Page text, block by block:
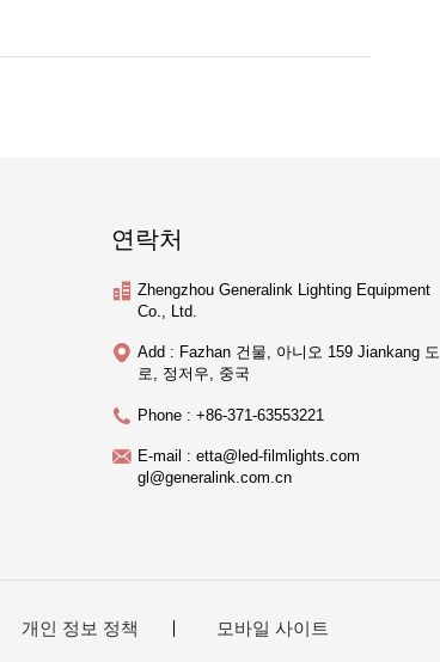
연락처
Zhengzhou Generalink Lighting Equipment
Co., Ltd.
Add : Fazhan 건물, 아니오 159 Jiankang 도
로, 정저우, 중국
Phone : +86-371-63553221
E-mail : etta@led-filmlights.com
gl@generalink.com.cn
개인 정보 정책 모바일 사이트